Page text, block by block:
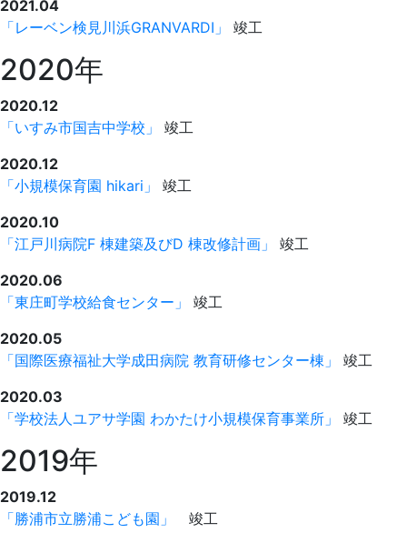
2021.04
「レーベン検見川浜GRANVARDI」
竣工
2020年
2020.12
「いすみ市国吉中学校」
竣工
2020.12
「小規模保育園 hikari」
竣工
2020.10
「江戸川病院F 棟建築及びD 棟改修計画」
竣工
2020.06
「東庄町学校給食センター」
竣工
2020.05
「国際医療福祉大学成田病院 教育研修センター棟」
竣工
2020.03
「学校法人ユアサ学園 わかたけ小規模保育事業所」
竣工
2019年
2019.12
「勝浦市立勝浦こども園」
竣工